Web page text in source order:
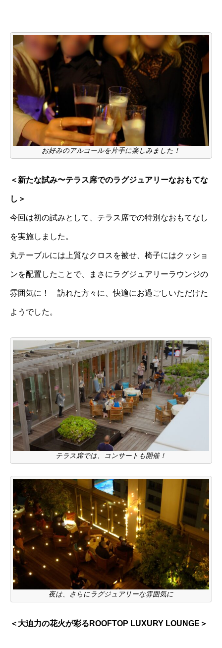
お好みのアルコールを片手に楽しみました！
＜新たな試み〜テラス席でのラグジュアリーなおもてな
し＞
今回は初の試みとして、テラス席での特別なおもてなし
を実施しました。
丸テーブルには上質なクロスを被せ、椅子にはクッショ
ンを配置したことで、まさにラグジュアリーラウンジの
雰囲気に！ 訪れた方々に、快適にお過ごしいただけた
ようでした。
テラス席では、コンサートも開催！
夜は、さらにラグジュアリーな雰囲気に
＜大迫力の花火が彩るROOFTOP LUXURY LOUNGE＞